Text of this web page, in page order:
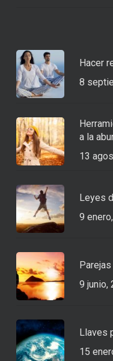
Hacer
8
a la
13
Leyes
9
Parejas
9 junio,
Llaves
15